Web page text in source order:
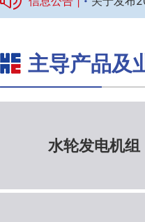
主导产品及
水轮发电机组